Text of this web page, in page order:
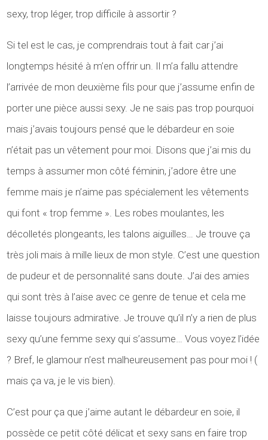
sexy, trop léger, trop difficile à assortir ?
Si tel est le cas, je comprendrais tout à fait car j’ai
longtemps hésité à m’en offrir un. Il m’a fallu attendre
l’arrivée de mon deuxième fils pour que j’assume enfin de
porter une pièce aussi sexy. Je ne sais pas trop pourquoi
mais j’avais toujours pensé que le débardeur en soie
n’était pas un vêtement pour moi. Disons que j’ai mis du
temps à assumer mon côté féminin, j’adore être une
femme mais je n’aime pas spécialement les vêtements
qui font « trop femme ». Les robes moulantes, les
décolletés plongeants, les talons aiguilles… Je trouve ça
très joli mais à mille lieux de mon style. C’est une question
de pudeur et de personnalité sans doute. J’ai des amies
qui sont très à l’aise avec ce genre de tenue et cela me
laisse toujours admirative. Je trouve qu’il n’y a rien de plus
sexy qu’une femme sexy qui s’assume… Vous voyez l’idée
? Bref, le glamour n’est malheureusement pas pour moi ! (
mais ça va, je le vis bien).
C’est pour ça que j’aime autant le débardeur en soie, il
possède ce petit côté délicat et sexy sans en faire trop